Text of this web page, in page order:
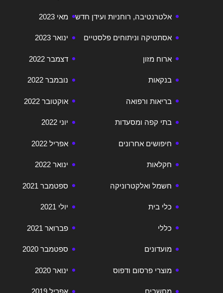
מאי 2023
ינואר 2023
דצמבר 2022
נובמבר 2022
אוקטובר 2022
יוני 2022
אפריל 2022
ינואר 2022
ספטמבר 2021
יולי 2021
פברואר 2021
ספטמבר 2020
ינואר 2020
אפריל 2019
אלטרנטיבה, רוחניות ועידן חדש
אסתטיקה וניתוחים פלסטיים
ארוח מזון
בנקאות
בריאות ורפואה
בתי קפה ומסעדות
חיפושים אחרונים
חקלאות
חשמל ואלקטרוניקה
כלי בית
כללי
מועדונים
מוצרי פרסום ודפוס
מחשבים